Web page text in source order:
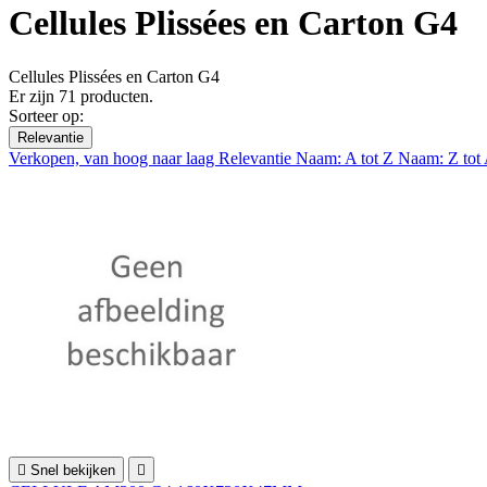
Cellules Plissées en Carton G4
Cellules Plissées en Carton G4
Er zijn 71 producten.
Sorteer op:
Relevantie
Verkopen, van hoog naar laag Relevantie Naam: A tot Z Naam: Z tot
 Snel bekijken 